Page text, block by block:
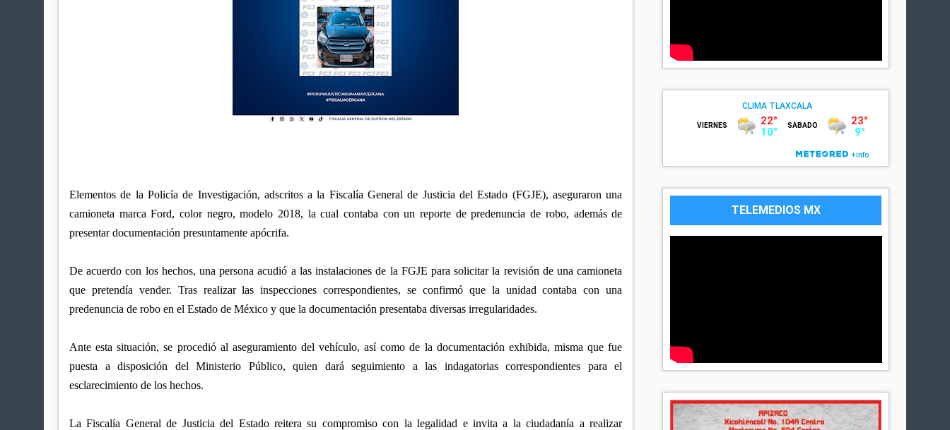
Elementos de la Policía de Investigación, adscritos a la Fiscalía General de Justicia del Estado (FGJE), aseguraron una
camioneta marca Ford, color negro, modelo 2018, la cual contaba con un reporte de predenuncia de robo, además de
presentar documentación presuntamente apócrifa.
De acuerdo con los hechos, una persona acudió a las instalaciones de la FGJE para solicitar la revisión de una camioneta
que pretendía vender. Tras realizar las inspecciones correspondientes, se confirmó que la unidad contaba con una
predenuncia de robo en el Estado de México y que la documentación presentaba diversas irregularidades.
Ante esta situación, se procedió al aseguramiento del vehículo, así como de la documentación exhibida, misma que fue
puesta a disposición del Ministerio Público, quien dará seguimiento a las indagatorias correspondientes para el
esclarecimiento de los hechos.
La Fiscalía General de Justicia del Estado reitera su compromiso con la legalidad e invita a la ciudadanía a realizar
TELEMEDIOS MX